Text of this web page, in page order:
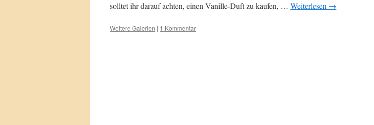
solltet ihr darauf achten, einen Vanille-Duft zu kaufen, … Weiterlesen →
Weitere Galerien | 1 Kommentar